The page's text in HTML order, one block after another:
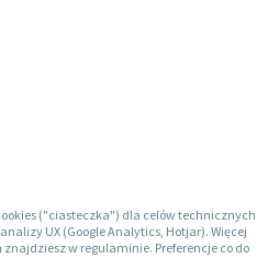
("ciasteczka") dla celów technicznych
UX (Google Analytics, Hotjar). Więcej
w regulaminie. Preferencje co do